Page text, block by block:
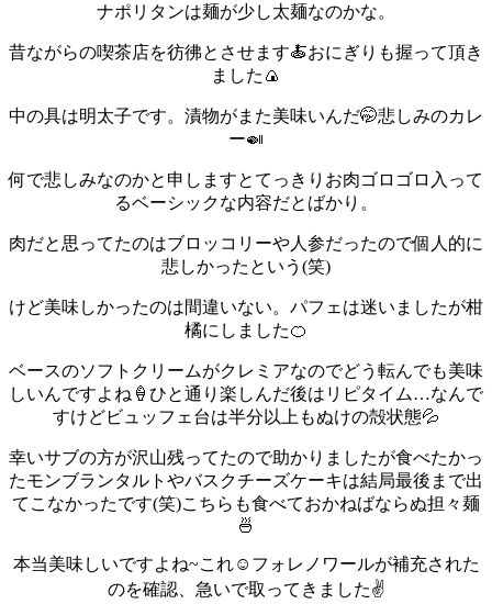
ナポリタンは麺が少し太麺なのかな。
昔ながらの喫茶店を彷彿とさせます🍝おにぎりも握って頂き
ました🍙
中の具は明太子です。漬物がまた美味いんだ🤭悲しみのカレ
ー🍛
何で悲しみなのかと申しますとてっきりお肉ゴロゴロ入って
るベーシックな内容だとばかり。
肉だと思ってたのはブロッコリーや人参だったので個人的に
悲しかったという(笑)
けど美味しかったのは間違いない。 パフェは迷いましたが柑
橘にしました🍊
ベースのソフトクリームがクレミアなのでどう転んでも美味
しいんですよね🍦 ひと通り楽しんだ後はリピタイム…なんで
すけどビュッフェ台は半分以上もぬけの殻状態💦
幸いサブの方が沢山残ってたので助かりましたが食べたかっ
たモンブランタルトやバスクチーズケーキは結局最後まで出
てこなかったです(笑)こちらも食べておかねばならぬ担々麺
🍜
本当美味しいですよね~これ☺️ フォレノワールが補充された
のを確認、急いで取ってきました✌️